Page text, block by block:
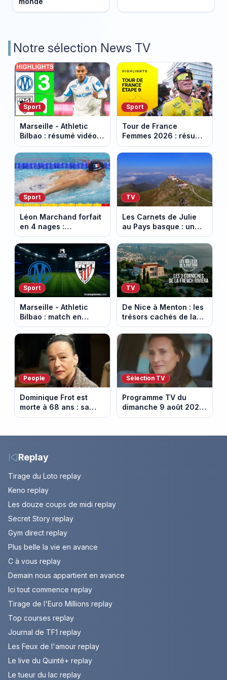
Notre sélection News TV
Sport
Marseille - Athletic
Bilbao : résumé vidéo
du match amical au
Stade Vélodrome (9
août 2026)
Sport
Tour de France
Femmes 2026 : résumé
vidéo de la dernière
étape à Nice. Demi
Vollering remporte son
deuxième Tour.
Sport
Léon Marchand forfait
en 4 nages :
découvrez son
programme de nage
aux Championnats
d'Europe
TV
Les Carnets de Julie
au Pays basque : un
banquet au sommet de
la Rhune
Sport
Marseille - Athletic
Bilbao : match en
direct sur Ligue 1+ à
17h30 (amical du 9
août 2026)
TV
De Nice à Menton : les
trésors cachés de la
French Riviera dévoilés
dans les 100 lieux qu'il
faut voir
People
Dominique Frot est
morte à 68 ans : sa
sœur Catherine Frot
nouvelle
Sélection TV
Programme TV du
dimanche 9 août 2026
: notre sélection pour
Replay
Tirage du Loto replay
Keno replay
Les douze coups de midi replay
Secret Story replay
Gym direct replay
Plus belle la vie en avance
C à vous replay
Demain nous appartient en avance
Ici tout commence replay
Tirage de l'Euro Millions replay
Top courses replay
Journal de TF1 replay
Les Feux de l'amour replay
Le live du Quinté+ replay
Le tueur du lac replay